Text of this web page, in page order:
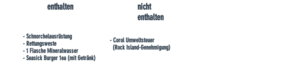
enthalten
nicht
enthalten
- Schnorchelausrüstung
- Rettungsweste
- 1 Flasche Mineralwasser
- Seasick Burger 1ea (mit Getränk)
- Corol Umweltsteuer
(Rock Island-Genehmigung)